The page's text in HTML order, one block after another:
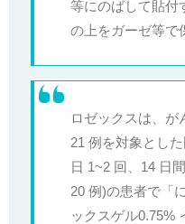
等にのばして貼付
の上をガーゼ等で
ロゼックスは、
21 例を対象とし
日 1~2 回、14 日
20 例)の患者で「
ックスゲル0.75%